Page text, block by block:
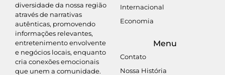
diversidade da nossa região
através de narrativas
autênticas, promovendo
informações relevantes,
entretenimento envolvente
e negócios locais, enquanto
cria conexões emocionais
que unem a comunidade.
Internacional
Economia
Menu
Contato
Nossa História